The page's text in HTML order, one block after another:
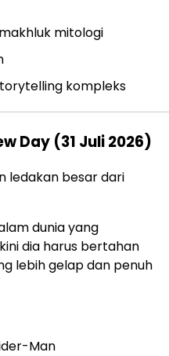
mitologi
kompleks
Day (31 Juli 2026)
ledakan besar dari
dunia yang
dia harus bertahan
lebih gelap dan penuh
Man